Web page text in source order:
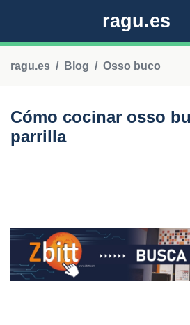
ragu.es
ragu.es Blog Osso buco
Cómo cocinar osso
parrilla